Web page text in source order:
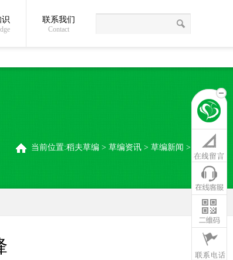
们 草编常识 稻夫草编制品厂
联系我们
Contact
当前位置:稻夫草编 > 草编资讯 > 草编新闻 >